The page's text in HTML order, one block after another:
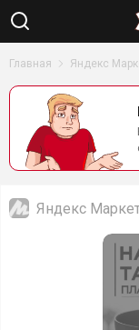
Главная Яндекс
Яндекс